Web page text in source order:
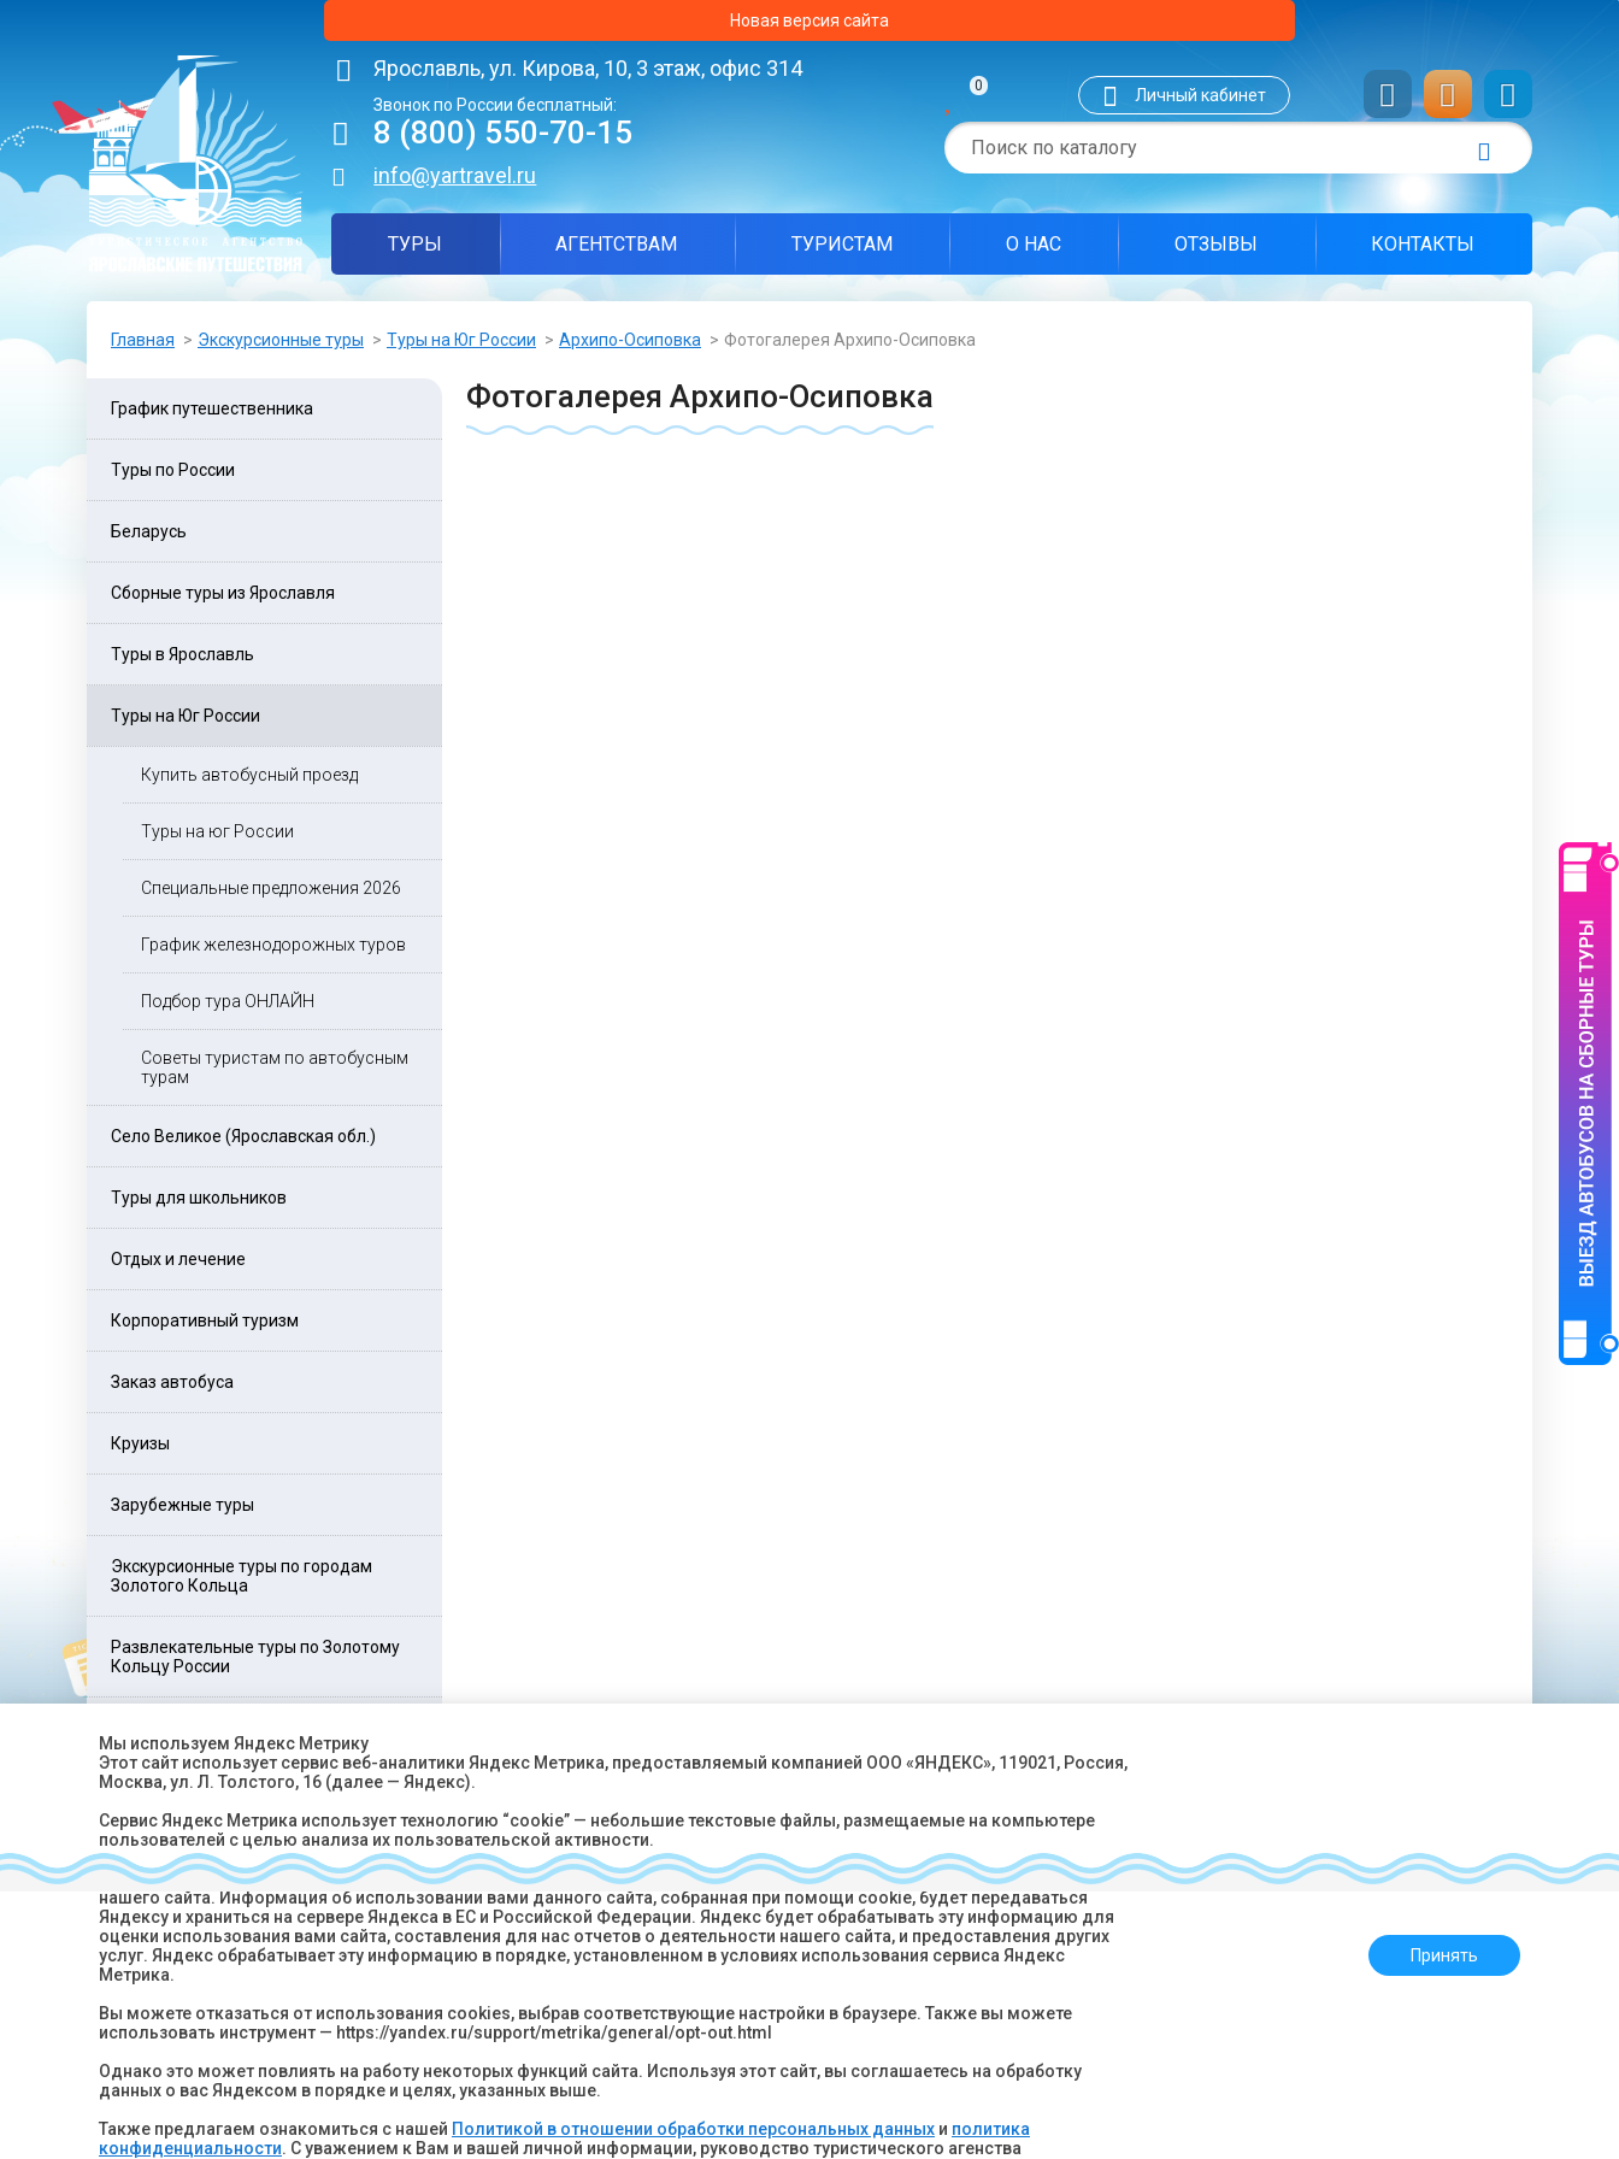
Новая версия сайта
Ярославль, ул. Кирова, 10, 3 этаж, офис 314
Звонок по России бесплатный:
8 (800) 550-70-15
info@yartravel.ru
0
Личный кабинет
ТУРЫ АГЕНТСТВАМ ТУРИСТАМ О НАС ОТЗЫВЫ КОНТАКТЫ
Мы используем Яндекс Метрику
Этот сайт использует сервис веб-аналитики Яндекс Метрика, предоставляемый компанией ООО «ЯНДЕКС», 119021, Россия,
Москва, ул. Л. Толстого, 16 (далее — Яндекс).
Сервис Яндекс Метрика использует технологию “cookie” — небольшие текстовые файлы, размещаемые на компьютере
пользователей с целью анализа их пользовательской активности.
Собранная при помощи cookie информация не может идентифицировать вас, однако может помочь нам улучшить работу
нашего сайта. Информация об использовании вами данного сайта, собранная при помощи cookie, будет передаваться
Яндексу и храниться на сервере Яндекса в ЕС и Российской Федерации. Яндекс будет обрабатывать эту информацию для
оценки использования вами сайта, составления для нас отчетов о деятельности нашего сайта, и предоставления других
услуг. Яндекс обрабатывает эту информацию в порядке, установленном в условиях использования сервиса Яндекс
Метрика.
Вы можете отказаться от использования cookies, выбрав соответствующие настройки в браузере. Также вы можете
использовать инструмент — https://yandex.ru/support/metrika/general/opt-out.html
Однако это может повлиять на работу некоторых функций сайта. Используя этот сайт, вы соглашаетесь на обработку
данных о вас Яндексом в порядке и целях, указанных выше.
Также предлагаем ознакомиться с нашей Политикой в отношении обработки персональных данных и политика
конфиденциальности. С уважением к Вам и вашей личной информации, руководство туристического агенства
Принять
Главная Экскурсионные туры Туры на Юг России Архипо-Осиповка Фотогалерея Архипо-Осиповка
График путешественника
Туры по России
Беларусь
Сборные туры из Ярославля
Туры в Ярославль
Туры на Юг России
Купить автобусный проезд
Туры на юг России
Специальные предложения 2026
График железнодорожных туров
Подбор тура ОНЛАЙН
Советы туристам по автобусным
турам
Село Великое (Ярославская обл.)
Туры для школьников
Отдых и лечение
Корпоративный туризм
Заказ автобуса
Круизы
Зарубежные туры
Экскурсионные туры по городам
Золотого Кольца
Развлекательные туры по Золотому
Кольцу России
Туры по странам СНГ
Фотогалерея Архипо-Осиповка
Хотите быть в курсе лучших предложений?
Подпишитесь на рассылку горящий туров и спецпредложений
Подписаться
Нажимая кнопку “Подписаться“ вы соглашаетесь на
данных
Политикой конфиденциальности
Ярославль, ул. Кирова, 10, 3 этаж, офис 314
Звонок по России бесплатный:
Политика конфиденциальности